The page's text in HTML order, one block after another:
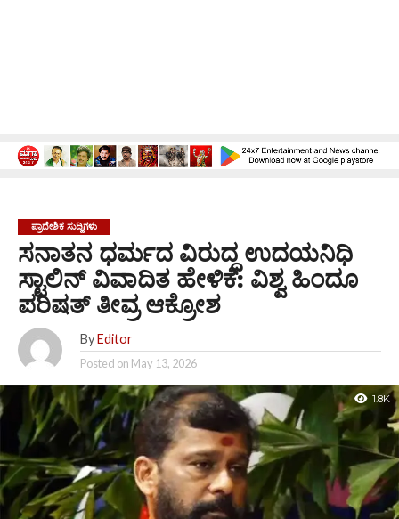
ಪ್ರಾದೇಶಿಕ ಸುದ್ದಿಗಳು
ಸನಾತನ ಧರ್ಮದ ವಿರುದ್ಧ ಉದಯನಿಧಿ
ಸ್ಟಾಲಿನ್ ವಿವಾದಿತ ಹೇಳಿಕೆ: ವಿಶ್ವ ಹಿಂದೂ
ಪರಿಷತ್ ತೀವ್ರ ಆಕ್ರೋಶ
By Editor
Posted on May 13, 2026
1.8K